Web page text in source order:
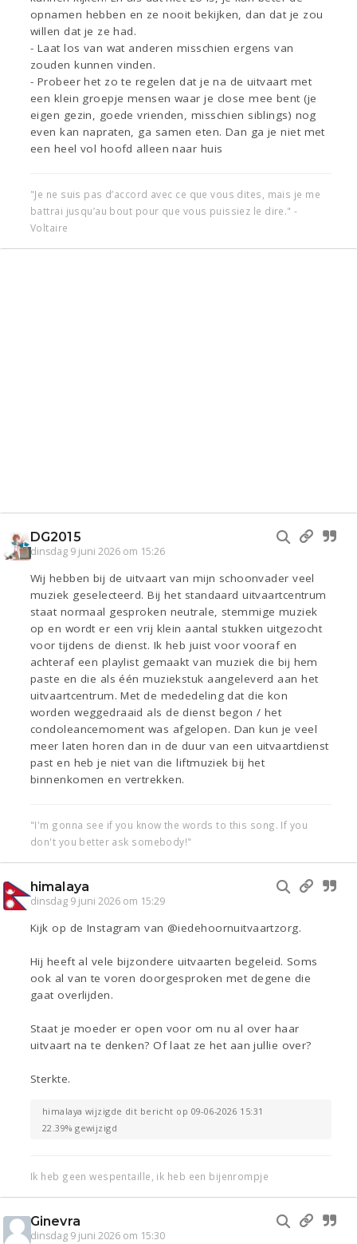
opnamen hebben en ze nooit bekijken, dan dat je zou
willen dat je ze had.
- Laat los van wat anderen misschien ergens van
zouden kunnen vinden.
- Probeer het zo te regelen dat je na de uitvaart met
een klein groepje mensen waar je close mee bent (je
eigen gezin, goede vrienden, misschien siblings) nog
even kan napraten, ga samen eten. Dan ga je niet met
een heel vol hoofd alleen naar huis
"Je ne suis pas d’accord avec ce que vous dites, mais je me
battrai jusqu’au bout pour que vous puissiez le dire." -
Voltaire
DG2015
dinsdag 9 juni 2026 om 15:26
Wij hebben bij de uitvaart van mijn schoonvader veel
muziek geselecteerd. Bij het standaard uitvaartcentrum
staat normaal gesproken neutrale, stemmige muziek
op en wordt er een vrij klein aantal stukken uitgezocht
voor tijdens de dienst. Ik heb juist voor vooraf en
achteraf een playlist gemaakt van muziek die bij hem
paste en die als één muziekstuk aangeleverd aan het
uitvaartcentrum. Met de mededeling dat die kon
worden weggedraaid als de dienst begon / het
condoleancemoment was afgelopen. Dan kun je veel
meer laten horen dan in de duur van een uitvaartdienst
past en heb je niet van die liftmuziek bij het
binnenkomen en vertrekken.
"I'm gonna see if you know the words to this song. If you
don't you better ask somebody!"
himalaya
dinsdag 9 juni 2026 om 15:29
Kijk op de Instagram van @iedehoornuitvaartzorg.
Hij heeft al vele bijzondere uitvaarten begeleid. Soms
ook al van te voren doorgesproken met degene die
gaat overlijden.
Staat je moeder er open voor om nu al over haar
uitvaart na te denken? Of laat ze het aan jullie over?
Sterkte.
himalaya wijzigde dit bericht op 09-06-2026 15:31
22.39% gewijzigd
Ik heb geen wespentaille, ik heb een bijenrompje
Ginevra
dinsdag 9 juni 2026 om 15:30